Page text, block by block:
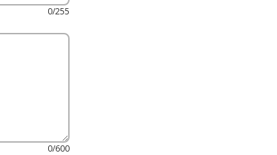
0/255
0/600